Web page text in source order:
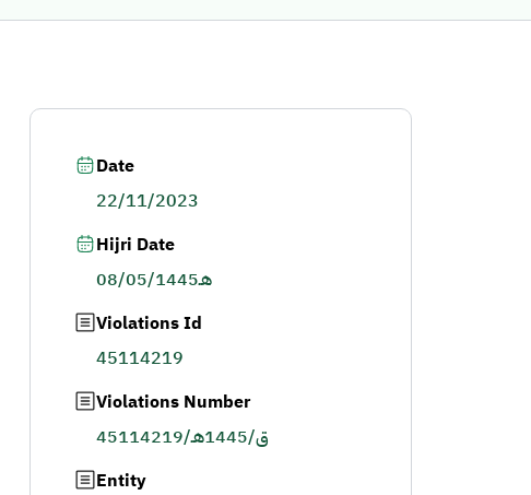
Date
22/11/2023
Hijri Date
08/05/1445هـ
Violations Id
45114219
Violations Number
45114219/ق/1445هـ
Entity